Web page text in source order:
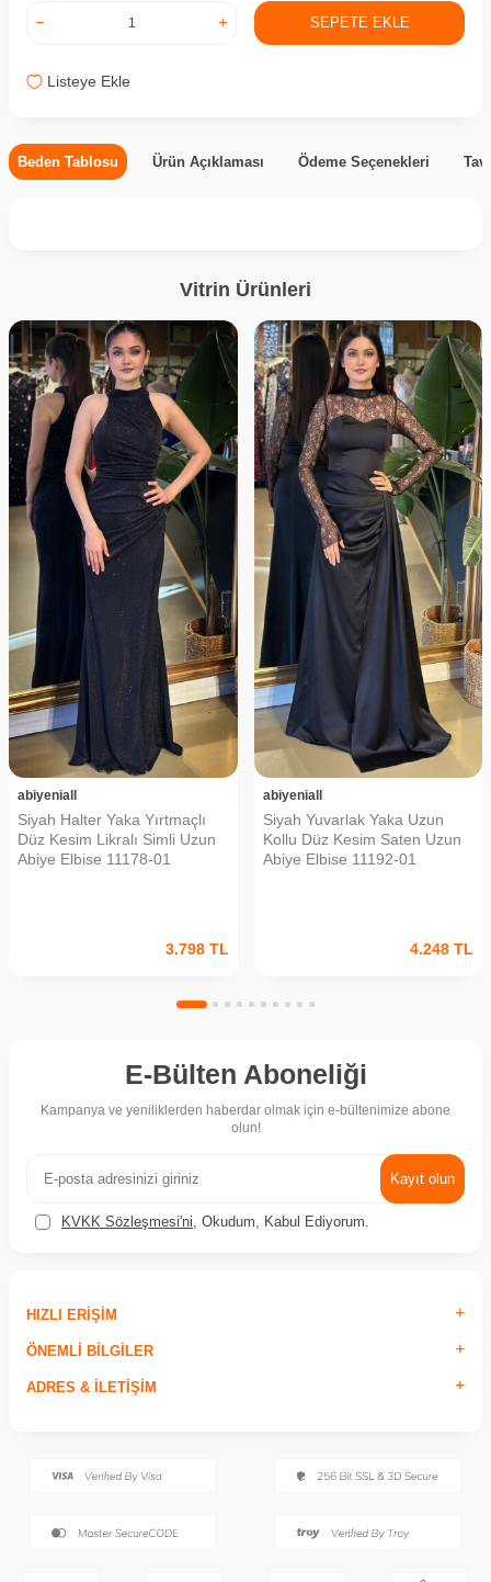
SEPETE EKLE
Listeye Ekle
Beden Tablosu Ürün Açıklaması Ödeme Seçenekleri
Vitrin Ürünleri
abiyeniall
Siyah Halter Yaka Yırtmaçlı
Düz Kesim Likralı Simli Uzun
Abiye Elbise 11178-01
3.798TL
abiyeniall
Siyah Yuvarlak Yaka Uzun
Kollu Düz Kesim Saten Uzun
Abiye Elbise 11192-01
4.248 TL
E-Bülten Aboneliği
Kampanya ve yeniliklerden haberdar olmak için e-bültenimize abone
olun!
Kayıt olun
KVKK Sözleşmesi'ni , Okudum, Kabul Ediyorum.
HIZLI ERIŞIM
ÖNEMLI BILGILER
ADRES & İLETIŞIM